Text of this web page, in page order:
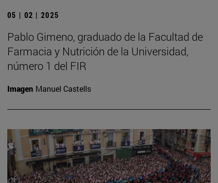
05 | 02 | 2025
Pablo Gimeno, graduado de la Facultad de
Farmacia y Nutrición de la Universidad,
número 1 del FIR
Imagen Manuel Castells